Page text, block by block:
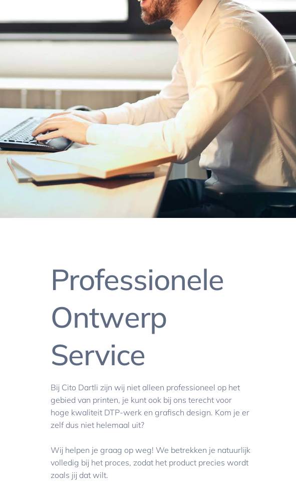
wit printen
Digitaliseren
Presentatiemateriaal
Professionele
Ontwerp
Service
Bij Cito Dartli zijn wij niet alleen professioneel op het
gebied van printen, je kunt ook bij ons terecht voor
hoge kwaliteit DTP-werk en grafisch design. Kom je er
zelf dus niet helemaal uit?
Wij helpen je graag op weg! We betrekken je natuurlijk
volledig bij het proces, zodat het product precies wordt
zoals jij dat wilt.